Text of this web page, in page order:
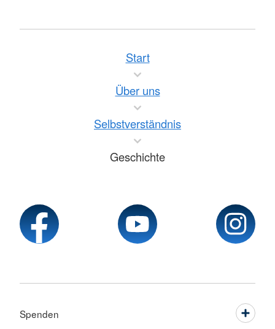
Start
Über uns
Selbstverständnis
Geschichte
Spenden